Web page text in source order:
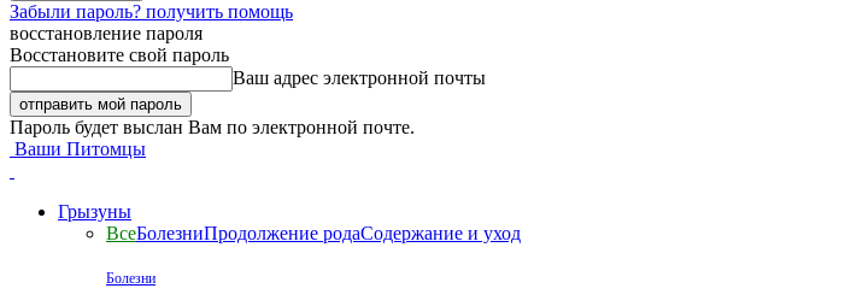
Забыли пароль? получить помощь
восстановление пароля
Восстановите свой пароль
Ваш адрес электронной почты
Пароль будет выслан Вам по электронной почте.
Ваши Питомцы
Грызуны
ВсеБолезниПродолжение родаСодержание и уход
Болезни